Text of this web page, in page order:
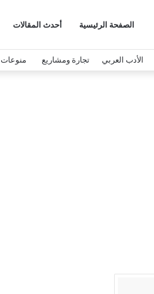
الصفحة الرئيسية أحدث المقالات
الأدب العربي تجارة ومشاريع منوعات